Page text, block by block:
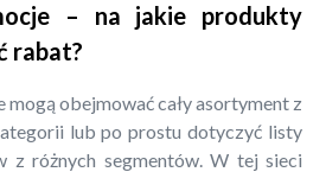
– na jakie produkty
rabat?
obejmować cały asortyment z
lub po prostu dotyczyć listy
z różnych segmentów. W tej sieci